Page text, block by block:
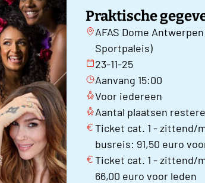
Praktische
AFAS Dome
Sportpaleis)
23-11-25
Aanvang 15:00
Voor iedereen
Aantal plaatsen
Ticket cat. 1 - zittend/
busreis: 91,50 euro
Ticket cat. 1 - zittend/
66,00 euro voor leden